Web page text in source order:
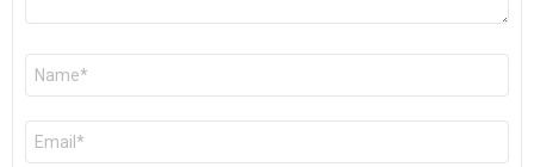
Nom
E-
mail